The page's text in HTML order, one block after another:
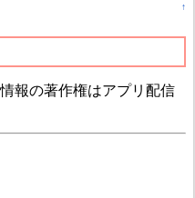
↑
報の著作権はアプリ配信